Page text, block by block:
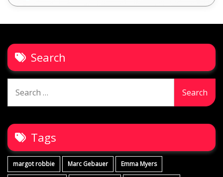
Search
for:
Tags
margot robbie Marc Gebauer Emma Myers